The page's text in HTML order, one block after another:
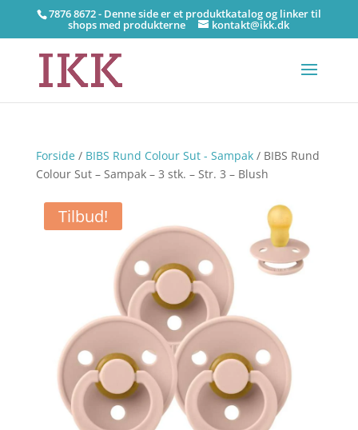
7876 8672 - Denne side er et produktkatalog og linker til
shops med produkterne kontakt@ikk.dk
Forside/ BIBS Rund Colour Sut - Sampak/ BIBS Rund
Colour Sut – Sampak – 3 stk. – Str. 3 – Blush
Tilbud!